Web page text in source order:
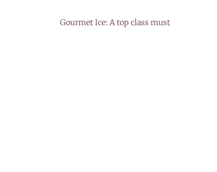
Gourmet Ice: A top class must